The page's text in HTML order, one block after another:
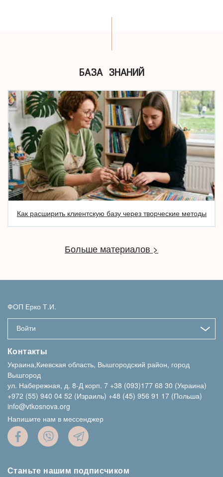
БАЗА ЗНАНИЙ
Как расширить клиентскую базу через творческие методы
Больше материалов >
ФОП Ерко Т.И.
Войти
Контакты
Украина,Киевская область, Вышгородский район, город
Вышгород
ул. Набережная, д. 8-Д корп. 7 +38 (093)177 68 30 (Украина)
+972 (55) 940 04 52 (Израиль) +48 (45) 956 91 17 (Польша)
info@vtkosnova.org
Напишите нам в мессенджер
Станьте нашим подписчиком